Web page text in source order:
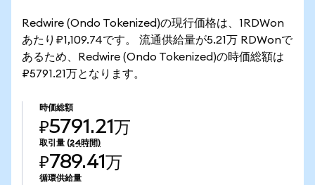
Redwire (Ondo Tokenized)の現行価格は、1RDWon
あたり₽1,109.74です。 流通供給量が5.21万 RDWonで
あるため、Redwire (Ondo Tokenized)の時価総額は
₽5791.21万となります。
時価総額
₽5791.21万
取引量 (24時間)
₽789.41万
循環供給量